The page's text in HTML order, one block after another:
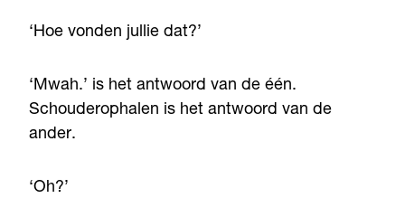
‘Hoe vonden jullie dat?’
‘Mwah.’ is het antwoord van de één.
Schouderophalen is het antwoord van de
ander.
‘Oh?’